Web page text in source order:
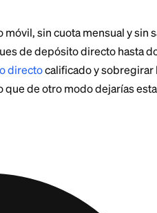
y el servicio al
para confirmar
o tu dirección.